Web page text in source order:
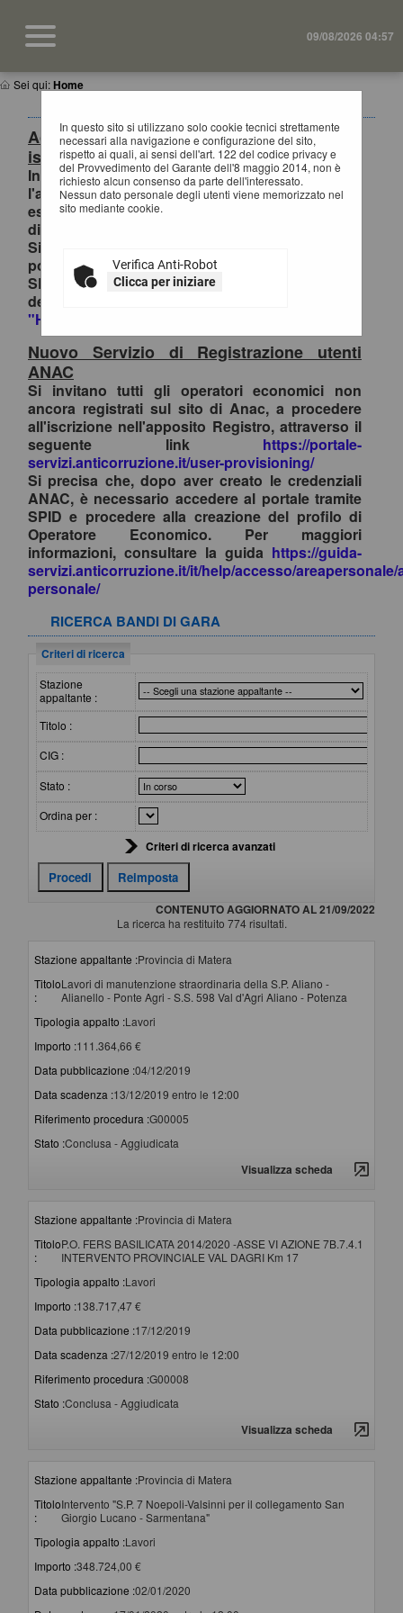
09/08/2026 04:57
Sei qui:Home
In questo sito si utilizzano solo cookie tecnici strettamente
necessari alla navigazione e configurazione del sito,
rispetto ai quali, ai sensi dell'art. 122 del codice privacy e
del Provvedimento del Garante dell'8 maggio 2014, non è
richiesto alcun consenso da parte dell'interessato.
Nessun dato personale degli utenti viene memorizzato nel
sito mediante cookie.
Verifica Anti-Robot
Clicca per iniziare
Accesso al Portale Gare con SPID/CIE:
istruzioni
In ottemperanza alle normative vigenti AgID,
l'accesso al portale gare è consentito
esclusivamente tramite i sistemi di identità
digitale.
Si invitano pertanto gli OO.EE. registrati al
portale che effettuano il primo accesso con
SPID/CIE, ad inviare la richiesta di collegamento
dell'utenza esclusivamente tramite la funzione
"HELP DESK OPERATORE ECONOMICO
Nuovo Servizio di Registrazione utenti
ANAC
Si invitano tutti gli operatori economici non
ancora registrati sul sito di Anac, a procedere
all'iscrizione nell'apposito Registro, attraverso il
seguente link https://portale-
servizi.anticorruzione.it/user-provisioning/
Si precisa che, dopo aver creato le credenziali
ANAC, è necessario accedere al portale tramite
SPID e procedere alla creazione del profilo di
Operatore Economico. Per maggiori
informazioni, consultare la guida https://guida-
servizi.anticorruzione.it/it/help/accesso/areapersonale/
personale/
RICERCA BANDI DI GARA
Criteri di ricerca
Stazione
appaltante :
Titolo :
CIG :
Stato :
Ordina per :
Criteri di ricerca avanzati
CONTENUTO AGGIORNATO AL 21/09/2022
La ricerca ha restituito 774 risultati.
Stazione appaltante :Provincia di Matera
Titolo
:
Lavori di manutenzione straordinaria della S.P. Aliano -
Alianello - Ponte Agri - S.S. 598 Val d'Agri Aliano - Potenza
Tipologia appalto :Lavori
Importo :111.364,66 €
Data pubblicazione :04/12/2019
Data scadenza :13/12/2019 entro le 12:00
Riferimento procedura :G00005
Stato :Conclusa - Aggiudicata
Visualizza scheda
Stazione appaltante :Provincia di Matera
Titolo
:
P.O. FERS BASILICATA 2014/2020 -ASSE VI AZIONE 7B.7.4.1
INTERVENTO PROVINCIALE VAL DAGRI Km 17
Tipologia appalto :Lavori
Importo :138.717,47 €
Data pubblicazione :17/12/2019
Data scadenza :27/12/2019 entro le 12:00
Riferimento procedura :G00008
Stato :Conclusa - Aggiudicata
Visualizza scheda
Stazione appaltante :Provincia di Matera
Titolo
:
Intervento "S.P. 7 Noepoli-Valsinni per il collegamento San
Giorgio Lucano - Sarmentana"
Tipologia appalto :Lavori
Importo :348.724,00 €
Data pubblicazione :02/01/2020